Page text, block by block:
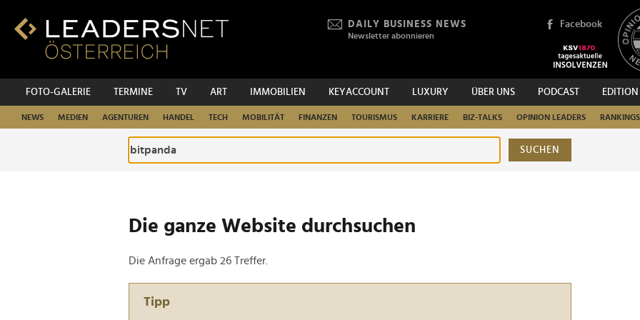
Inhalt
Fußzeilen-
DAILY BUSINESS NEWS
Newsletter abonnieren
Facebook
FOTO-GALERIE TERMINE TV ART IMMOBILIEN KEYACCOUNT LUXURY ÜBER UNS PODCAST EDITION
NEWS MEDIEN AGENTUREN HANDEL TECH MOBILITÄT FINANZEN TOURISMUS KARRIERE BIZ-TALKS OPINION LEADERS RANKINGS
SUCHEN
Die ganze Website durchsuchen
Die Anfrage ergab 26 Treffer.
Tipp